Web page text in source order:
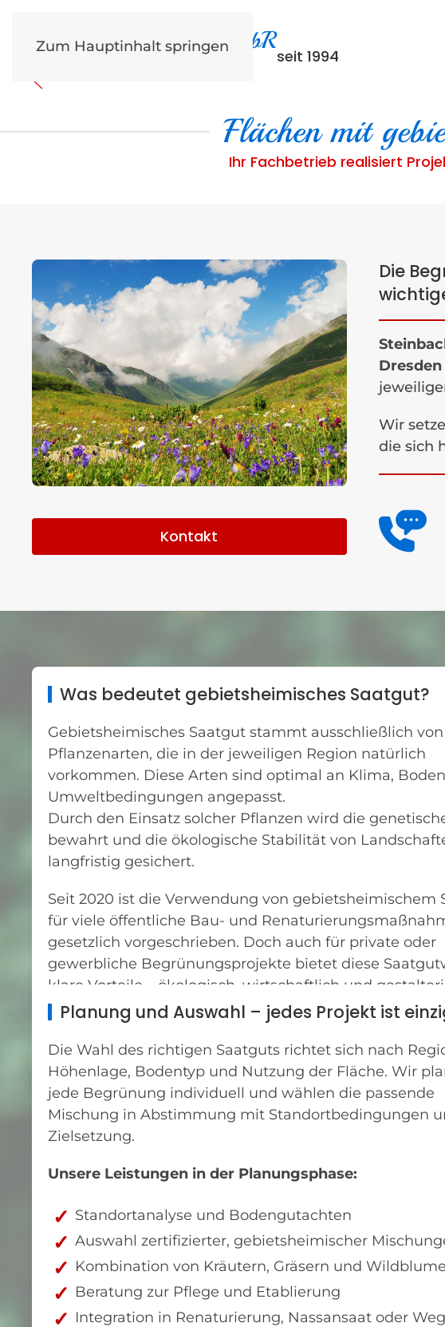
Zum Hauptinhalt springen
Steinbach & Richter GbR
seit 1994
Flächen mit
Ihr Fachbetrieb realisiert
Kontakt
Die
Dresden
Wir
die sich
Was bedeutet gebietsheimisches Saatgut?
Gebietsheimisches Saatgut stammt ausschließlich von
Pflanzenarten, die in der jeweiligen Region natürlich
vorkommen. Diese Arten sind optimal an Klima,
Umweltbedingungen angepasst.
Durch den Einsatz solcher Pflanzen wird die
bewahrt und die ökologische Stabilität von
langfristig gesichert.
Seit 2020 ist die Verwendung von gebietsheimischem
für viele öffentliche Bau- und
gesetzlich vorgeschrieben. Doch auch für private oder
gewerbliche Begrünungsprojekte bietet diese
klare Vorteile – ökologisch, wirtschaftlich und
Planung und Auswahl – jedes Projekt ist
Die Wahl des richtigen Saatguts richtet sich nach
Höhenlage, Bodentyp und Nutzung der Fläche. Wir
jede Begrünung individuell und wählen die passende
Mischung in Abstimmung mit Standortbedingungen
Zielsetzung.
Unsere Leistungen in der Planungsphase:
Standortanalyse und Bodengutachten
Auswahl zertifizierter, gebietsheimischer
Kombination von Kräutern, Gräsern und
Beratung zur Pflege und Etablierung
Integration in Renaturierung, Nassansaat oder